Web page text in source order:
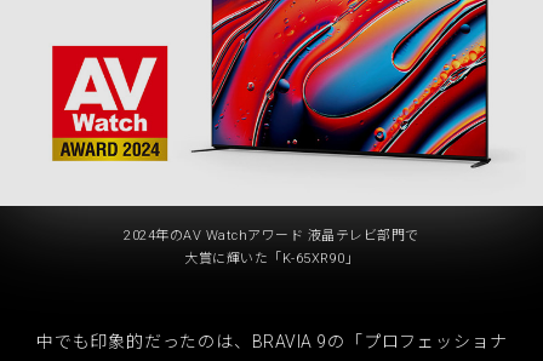
2024年のAV Watchアワード 液晶テレビ部門で
大賞に輝いた「K-65XR90」
中でも印象的だったのは、BRAVIA 9の「プロフェッショナ